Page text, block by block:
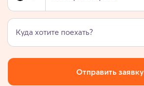
Куда хотите поехать?
Отправить заявку